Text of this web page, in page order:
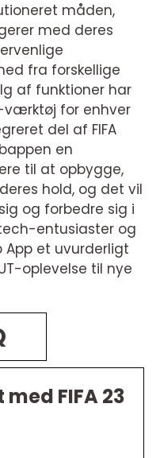
måden,
med deres
fra forskellige
af funktioner har
for enhver
del af FIFA
en
til at opbygge,
hold, og det vil
og forbedre sig i
entusiaster og
App et uvurderligt
oplevelse til nye
FIFA 23